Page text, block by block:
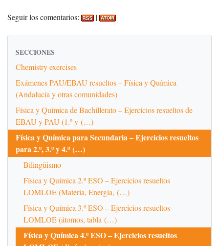
Seguir los comentarios: |
SECCIONES
Chemistry exercises
Exámenes PAU/EBAU resueltos – Física y Química
(Andalucía y otras comunidades)
Física y Química de Bachillerato – Ejercicios resueltos de
EBAU y PAU (1.º y (…)
Física y Química para Secundaria – Ejercicios resueltos
para 2.º, 3.º y 4.º (…)
Bilingüismo
Física y Química 2.º ESO – Ejercicios resueltos
LOMLOE (Materia, Energía, (…)
Física y Química 3.º ESO – Ejercicios resueltos
LOMLOE (átomos, tabla (…)
Física y Química 4.º ESO – Ejercicios resueltos